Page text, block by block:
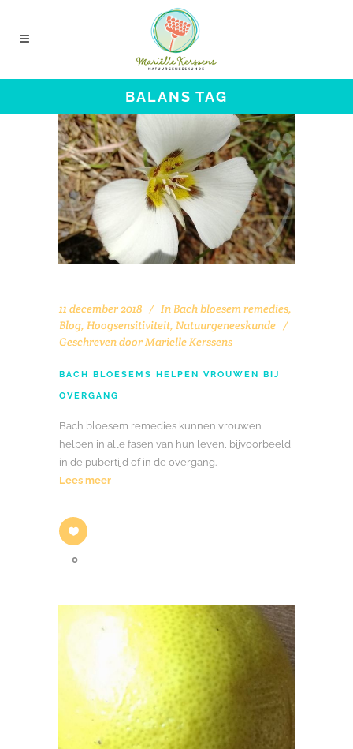
BALANS TAG
11 december 2018 In Bach bloesem remedies,
Blog, Hoogsensitiviteit, Natuurgeneeskunde
Geschreven doorMarielle Kerssens
BACH BLOESEMS HELPEN VROUWEN BIJ
OVERGANG
Bach bloesem remedies kunnen vrouwen
helpen in alle fasen van hun leven, bijvoorbeeld
in de pubertijd of in de overgang.
Lees meer
0